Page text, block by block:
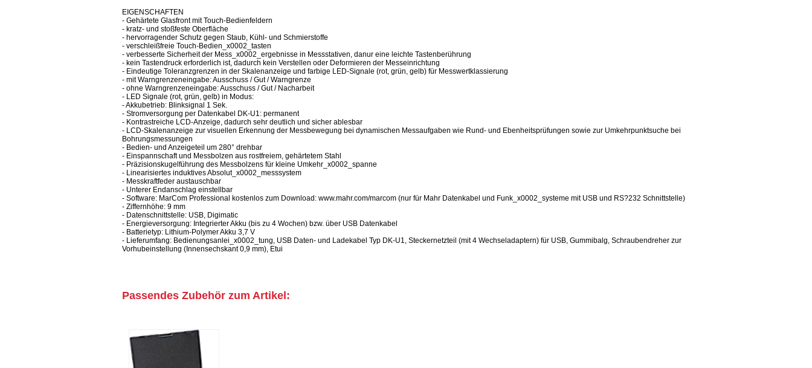
EIGENSCHAFTEN
- Gehärtete Glasfront mit Touch-Bedienfeldern
- kratz- und stoßfeste Oberfläche
- hervorragender Schutz gegen Staub, Kühl- und Schmierstoffe
- verschleißfreie Touch-Bedien_x0002_tasten
- verbesserte Sicherheit der Mess_x0002_ergebnisse in Messstativen, danur eine leichte Tastenberührung
- kein Tastendruck erforderlich ist, dadurch kein Verstellen oder Deformieren der Messeinrichtung
- Eindeutige Toleranzgrenzen in der Skalenanzeige und farbige LED-Signale (rot, grün, gelb) für Messwertklassierung
- mit Warngrenzeneingabe: Ausschuss / Gut / Warngrenze
- ohne Warngrenzeneingabe: Ausschuss / Gut / Nacharbeit
- LED Signale (rot, grün, gelb) in Modus:
- Akkubetrieb: Blinksignal 1 Sek.
- Stromversorgung per Datenkabel DK-U1: permanent
- Kontrastreiche LCD-Anzeige, dadurch sehr deutlich und sicher ablesbar
- LCD-Skalenanzeige zur visuellen Erkennung der Messbewegung bei dynamischen Messaufgaben wie Rund- und Ebenheitsprüfungen sowie zur Umkehrpunktsuche bei
Bohrungsmessungen
- Bedien- und Anzeigeteil um 280° drehbar
- Einspannschaft und Messbolzen aus rostfreiem, gehärtetem Stahl
- Präzisionskugelführung des Messbolzens für kleine Umkehr_x0002_spanne
- Linearisiertes induktives Absolut_x0002_messsystem
- Messkraftfeder austauschbar
- Unterer Endanschlag einstellbar
- Software: MarCom Professional kostenlos zum Download: www.mahr.com/marcom (nur für Mahr Datenkabel und Funk_x0002_systeme mit USB und RS?232 Schnittstelle)
- Ziffernhöhe: 9 mm
- Datenschnittstelle: USB, Digimatic
- Energieversorgung: Integrierter Akku (bis zu 4 Wochen) bzw. über USB Datenkabel
- Batterietyp: Lithium-Polymer Akku 3,7 V
- Lieferumfang: Bedienungsanlei_x0002_tung, USB Daten- und Ladekabel Typ DK-U1, Steckernetzteil (mit 4 Wechseladaptern) für USB, Gummibalg, Schraubendreher zur
Vorhubeinstellung (Innensechskant 0,9 mm), Etui
Passendes Zubehör zum Artikel: